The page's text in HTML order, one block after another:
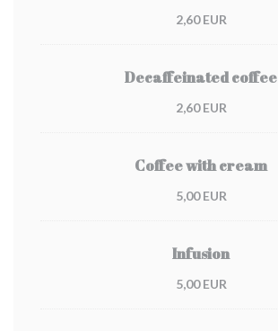
2,60 EUR
Decaffeinated coffee
2,60 EUR
Coffee with cream
5,00 EUR
Infusion
5,00 EUR